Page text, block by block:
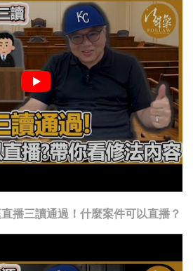
播三讀通過！什麼案件可以直播？